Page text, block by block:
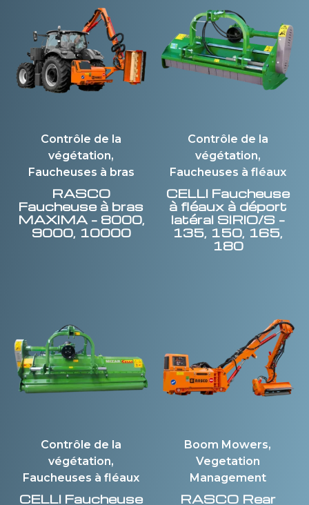
Contrôle de la
végétation,
Faucheuses à bras
RASCO
Faucheuse à bras
MAXIMA – 8000,
9000, 10000
Contrôle de la
végétation,
Faucheuses à fléaux
CELLI Faucheuse
à fléaux à déport
latéral SIRIO/S –
135, 150, 165,
180
Contrôle de la
végétation,
Faucheuses à fléaux
CELLI Faucheuse
Boom Mowers,
Vegetation
Management
RASCO Rear